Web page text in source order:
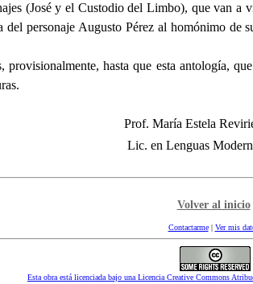
(José y el Custodio del Limbo), que van a
personaje Augusto Pérez al homónimo de
provisionalmente, hasta que esta antología,
Prof. María Estela
Lic. en Lenguas
Volver al inicio
Contactarme| Ver mis
Esta obra está licenciada bajo una Licencia Creative Commons